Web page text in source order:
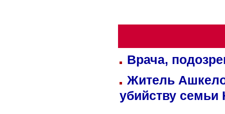
Врача,
Житель
убийству семьи